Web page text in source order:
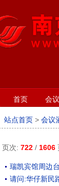
首页 会
站点首页 > 会议
页次: 722 / 1606
瑞凯宾馆周边
请问:华仔新民